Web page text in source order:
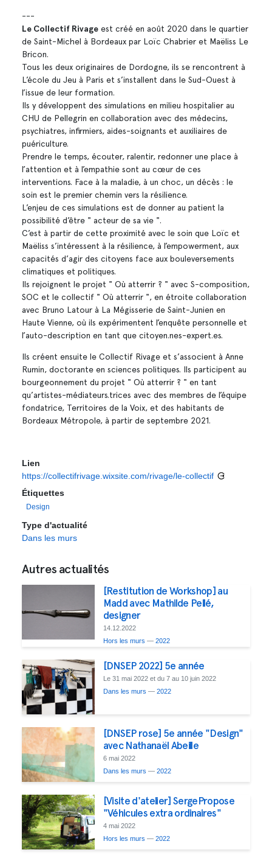
---
Le Collectif Rivageest créé en août 2020 dans le quartier
de Saint-Michel à Bordeaux par Loïc Chabrier et Maëliss Le
Bricon.
Tous les deux originaires de Dordogne, ils se rencontrent à
L’école du Jeu à Paris et s’installent dans le Sud-Ouest à
l’issue de leur formation.
Ils y développent des simulations en milieu hospitalier au
CHU de Pellegrin en collaboration avec des médecins,
psychiatres, infirmiers, aides-soignants et auxiliaires de
puériculture.
Prendre le temps, écouter, ralentir, redonner une place à
l’attention et à l’empathie sont au cœur de ces
interventions. Face à la maladie, à un choc, un décès : le
soin est le premier chemin vers la résilience.
L’enjeu de ces simulations est de donner au patient la
possibilité d’être " acteur de sa vie ".
C’est à partir de cette proximité avec le soin que Loïc et
Maëliss s’intéressent à la résilience, à l’empowerment, aux
capacités d’agir des citoyens face aux bouleversements
climatiques et politiques.
​Ils rejoignent le projet " Où atterrir ? " avec S-composition,
SOC et le collectif " Où atterrir ", en étroite collaboration
avec Bruno Latour à La Mégisserie de Saint-Junien en
Haute Vienne, où ils expérimentent l’enquête personnelle et
l’auto-description en tant que citoyen.nes-expert.es.
Ils créent ensuite le Collectif Rivage et s’associent à Anne
Rumin, doctorante en sciences politiques. Ils participent au
bourgeonnement du projet " Où atterrir ? " en tant
qu’artistes-médiateurs.trices avec des membres de l’équipe
fondatrice, Territoires de la Voix, et des habitants de
Bordeaux Métropole, à partir de septembre 2021.
Lien
https://collectifrivage.wixsite.com/rivage/le-collectif
Étiquettes
Design
Type d'actualité
Dans les murs
Autres actualités
[Restitution de Workshop] au
Madd avec Mathilde Pellé,
designer
14.12.2022
Hors les murs — 2022
[DNSEP 2022] 5e année
Le 31 mai 2022 et du 7 au 10 juin 2022
Dans les murs — 2022
[DNSEP rose] 5e année "Design"
avec Nathanaël Abeille
6 mai 2022
Dans les murs — 2022
[Visite d'atelier] SergePropose
"Véhicules extra ordinaires"
4 mai 2022
Hors les murs — 2022